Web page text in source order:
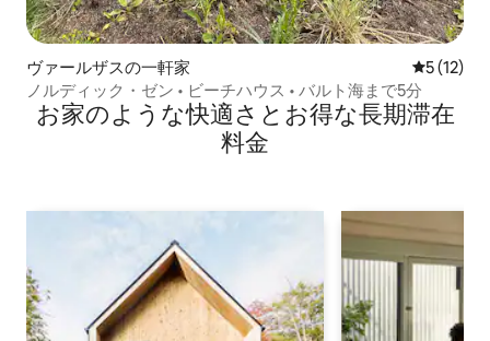
ヴァールザスの一軒家 レビュー
5 (12)
ノルディック・ゼン • ビーチハウス • バルト海まで5分
お家のような快⁠適⁠さ⁠とお⁠得⁠な長⁠期⁠滞⁠在
料⁠金